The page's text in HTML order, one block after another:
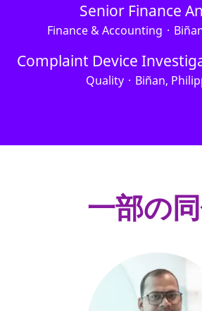
Senior Finance
Finance & Accounting ·
Complaint Device
Quality · Biñan,
一部の